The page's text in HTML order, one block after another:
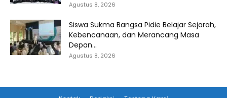
Agustus 8, 2026
Siswa Sukma Bangsa Pidie Belajar Sejarah,
Kebencanaan, dan Merancang Masa
Depan...
Agustus 8, 2026